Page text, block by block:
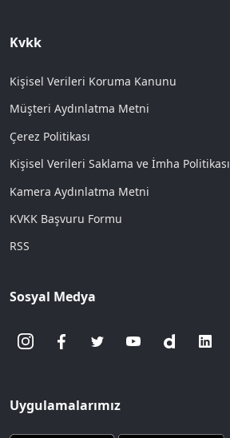
Kvkk
Kişisel Verileri Koruma Kanunu
Müşteri Aydınlatma Metni
Çerez Politikası
Kişisel Verileri Saklama ve İmha Politikası
Kamera Aydınlatma Metni
KVKK Başvuru Formu
RSS
Sosyal Medya
Uygulamalarımız